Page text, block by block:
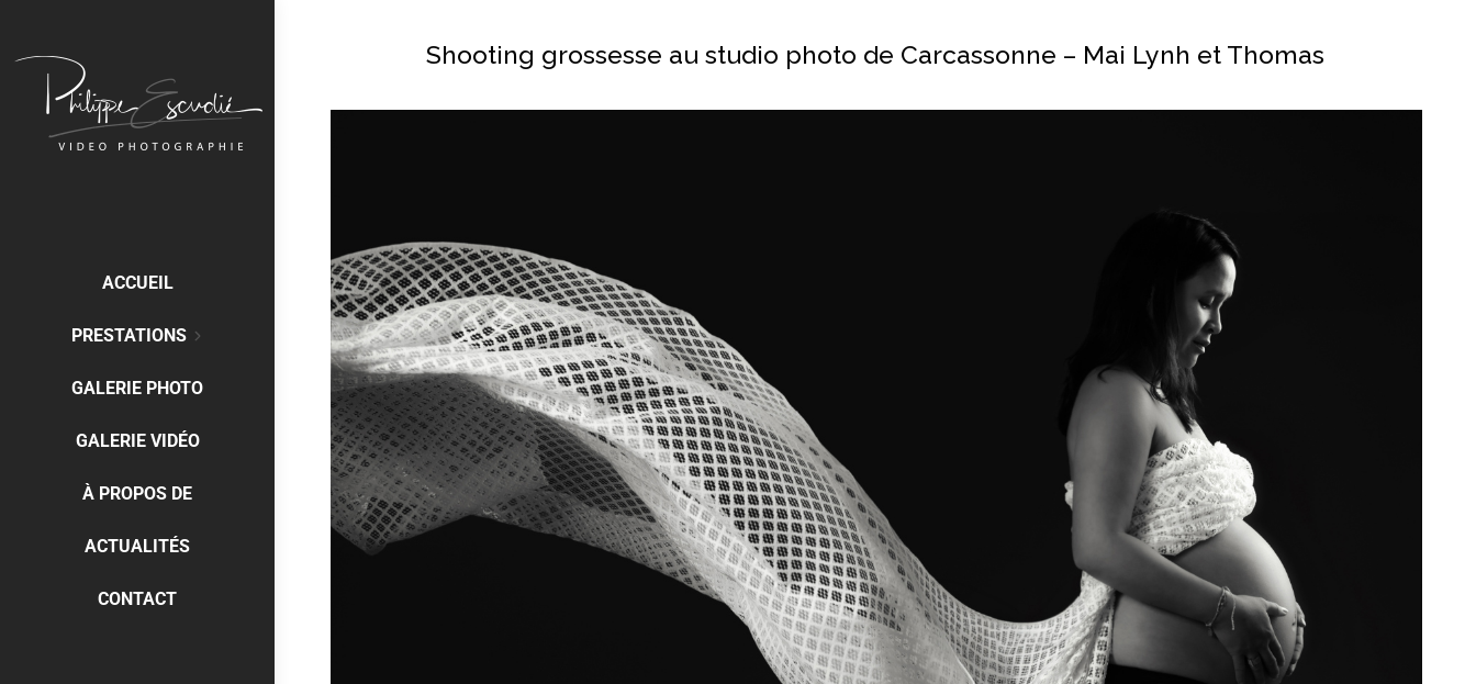
ACCUEIL
PRESTATIONS
GALERIE PHOTO
GALERIE VIDÉO
À PROPOS DE
ACTUALITÉS
CONTACT
Shooting grossesse au studio photo de Carcassonne – Mai Lynh et Thomas